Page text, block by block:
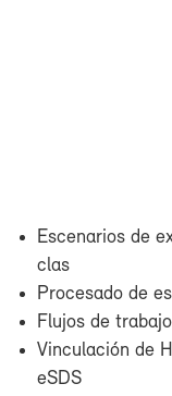
Es­ce­na­rios de
clas
Pro­ce­sa­do de
Flu­jos de
Vin­cu­la­ción de
eSDS